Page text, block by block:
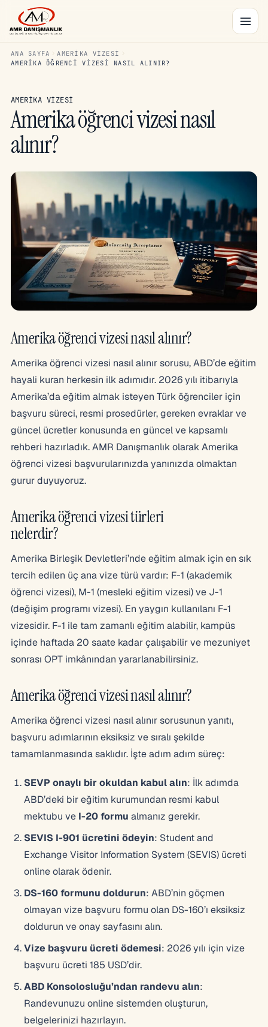
ANA SAYFA
AMERIKA VIZESI
AMERIKA ÖĞRENCI VIZESI NASIL ALINIR?
AMERIKA VIZESI
Amerika öğrenci vizesi nasıl
alınır?
Amerika öğrenci vizesi nasıl alınır?
Amerika öğrenci vizesi nasıl alınır sorusu, ABD’de eğitim
hayali kuran herkesin ilk adımıdır. 2026 yılı itibarıyla
Amerika’da eğitim almak isteyen Türk öğrenciler için
başvuru süreci, resmi prosedürler, gereken evraklar ve
güncel ücretler konusunda en güncel ve kapsamlı
rehberi hazırladık. AMR Danışmanlık olarak Amerika
öğrenci vizesi başvurularınızda yanınızda olmaktan
gurur duyuyoruz.
Amerika öğrenci vizesi türleri
nelerdir?
Amerika Birleşik Devletleri’nde eğitim almak için en sık
tercih edilen üç ana vize türü vardır: F-1 (akademik
öğrenci vizesi), M-1 (mesleki eğitim vizesi) ve J-1
(değişim programı vizesi). En yaygın kullanılanı F-1
vizesidir. F-1 ile tam zamanlı eğitim alabilir, kampüs
içinde haftada 20 saate kadar çalışabilir ve mezuniyet
sonrası OPT imkânından yararlanabilirsiniz.
Amerika öğrenci vizesi nasıl alınır?
Amerika öğrenci vizesi nasıl alınır sorusunun yanıtı,
başvuru adımlarının eksiksiz ve sıralı şekilde
tamamlanmasında saklıdır. İşte adım adım süreç:
SEVP onaylı bir okuldan kabul alın: İlk adımda
ABD’deki bir eğitim kurumundan resmi kabul
mektubu ve I-20 formu almanız gerekir.
SEVIS I-901 ücretini ödeyin: Student and
Exchange Visitor Information System (SEVIS) ücreti
online olarak ödenir.
DS-160 formunu doldurun: ABD’nin göçmen
olmayan vize başvuru formu olan DS-160’ı eksiksiz
doldurun ve onay sayfasını alın.
Vize başvuru ücreti ödemesi: 2026 yılı için vize
başvuru ücreti 185 USD’dir.
ABD Konsolosluğu’ndan randevu alın:
Randevunuzu online sistemden oluşturun,
belgelerinizi hazırlayın.